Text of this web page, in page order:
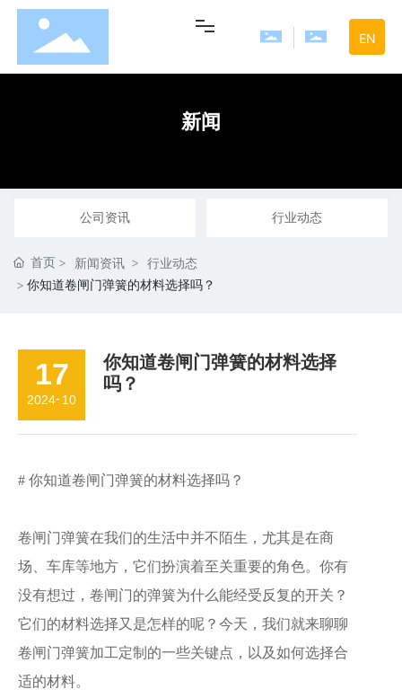
新闻中心
EN
新闻
公司资讯 行业动态
首页 新闻资讯
行业动态
你知道卷闸门弹簧的材料选择吗？
17
2024- 10
你知道卷闸门弹簧的材料选择
吗？
# 你知道卷闸门弹簧的材料选择吗？
卷闸门弹簧在我们的生活中并不陌生，尤其是在商
场、车库等地方，它们扮演着至关重要的角色。你有
没有想过，卷闸门的弹簧为什么能经受反复的开关？
它们的材料选择又是怎样的呢？今天，我们就来聊聊
卷闸门弹簧加工定制的一些关键点，以及如何选择合
适的材料。